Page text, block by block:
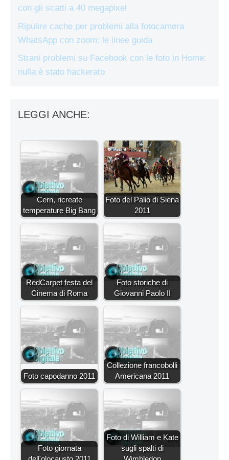
con gli scatti a 40 megapixel
Ripulire cache per problemi alla fotocamera
WhatsApp con zoom: le linee guida
Strani problemi su Facebook con le foto in Home:
nulla è stato hackerato
LEGGI ANCHE:
Cern, ricreate
temperature Big Bang
Foto del Palio di Siena
2011
RedCarpet festa del
Cinema di Roma
Foto storiche di
Giovanni Paolo II
Foto capodanno 2011
Collezione francobolli
Americana 2011
Foto giornata
Foto di William e Kate
sugli spalti di